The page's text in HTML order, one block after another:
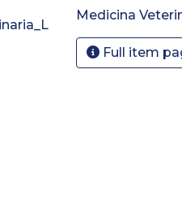
Medicina
Full item